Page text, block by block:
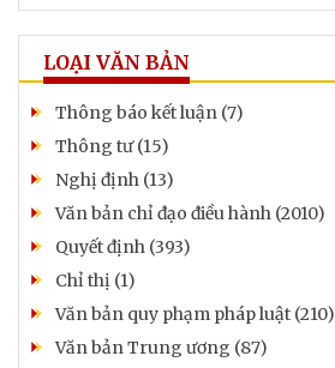
LOẠI VĂN BẢN
Thông báo kết luận (7)
Thông tư (15)
Nghị định (13)
Văn bản chỉ đạo điều hành (2010)
Quyết định (393)
Chỉ thị (1)
Văn bản quy phạm pháp luật (210)
Văn bản Trung ương (87)